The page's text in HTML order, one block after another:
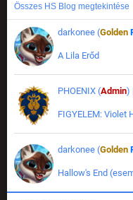
Összes HS Blog megtekintése
darkonee (Golden
A Lila Erőd
PHOENIX (Admin)
FIGYELEM: Violet
darkonee (Golden
Hallow's End